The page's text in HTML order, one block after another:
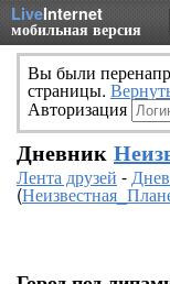
LiveInternet
мобильная версия
Вы были
страницы.
Авторизация
Дневник
Лента друзей -
(